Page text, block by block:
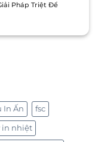
Pháp Triệt Để
In Ấn fsc
in nhiệt